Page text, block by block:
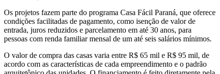
Os projetos fazem parte do programa Casa Fácil Paraná, que oferece
condições facilitadas de pagamento, como isenção de valor de
entrada, juros reduzidos e parcelamento em até 30 anos, para
pessoas com renda familiar mensal de um até seis salários mínimos.
O valor de compra das casas varia entre R$ 65 mil e R$ 95 mil, de
acordo com as características de cada empreendimento e o padrão